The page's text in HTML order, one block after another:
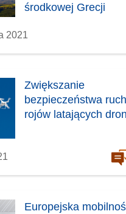
środkowej Grecji
2021
Zwiększanie
bezpieczeństwa
rojów latających
Europejska